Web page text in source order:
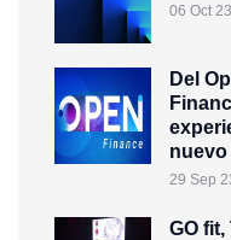
06 Oct 23
Del
29 Sep
GO